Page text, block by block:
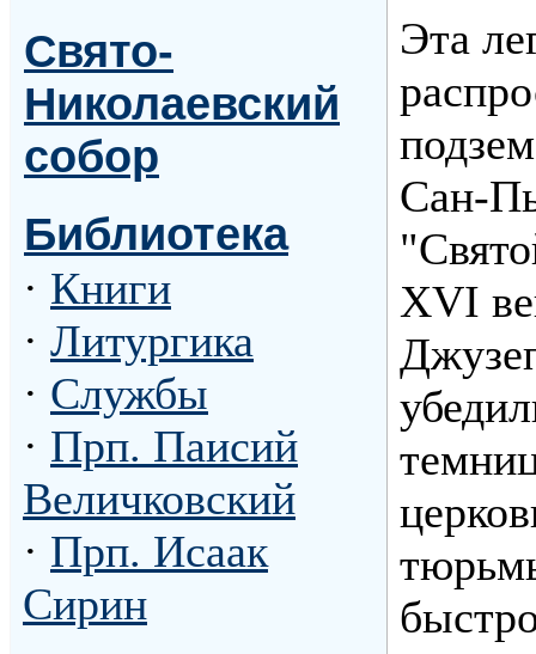
Свято-
Николаевский
собор
Библиотека
· Книги
· Литургика
· Службы
· Прп. Паисий
Величковский
· Прп. Исаак
Сирин
Эта
Сан-
XVI